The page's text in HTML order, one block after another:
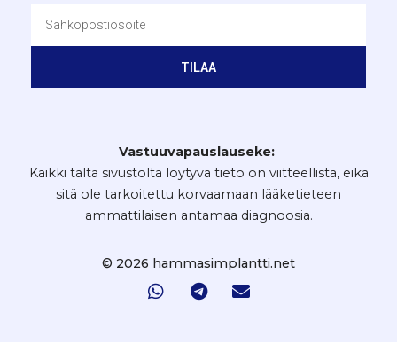
TILAA
Vastuuvapauslauseke:
Kaikki tältä sivustolta löytyvä tieto on viitteellistä, eikä
sitä ole tarkoitettu korvaamaan lääketieteen
ammattilaisen antamaa diagnoosia.
© 2026 hammasimplantti.net